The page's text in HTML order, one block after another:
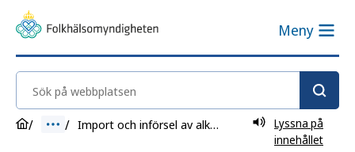
Meny
Sök på webbplatsen
Import och införsel av alkoholdrycker
Lyssna på
innehållet